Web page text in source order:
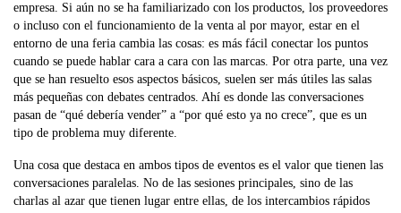
empresa. Si aún no se ha familiarizado con los productos, los proveedores
o incluso con el funcionamiento de la venta al por mayor, estar en el
entorno de una feria cambia las cosas: es más fácil conectar los puntos
cuando se puede hablar cara a cara con las marcas. Por otra parte, una vez
que se han resuelto esos aspectos básicos, suelen ser más útiles las salas
más pequeñas con debates centrados. Ahí es donde las conversaciones
pasan de “qué debería vender” a “por qué esto ya no crece”, que es un
tipo de problema muy diferente.
Una cosa que destaca en ambos tipos de eventos es el valor que tienen las
conversaciones paralelas. No de las sesiones principales, sino de las
charlas al azar que tienen lugar entre ellas, de los intercambios rápidos